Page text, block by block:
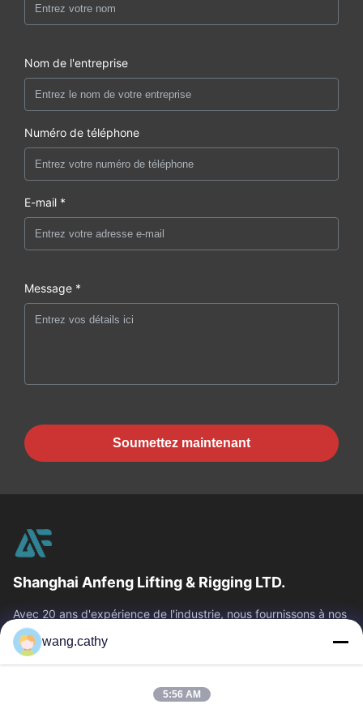
Nom de l'entreprise
Numéro de téléphone
E-mail *
Message *
Soumettez maintenant
Shanghai Anfeng Lifting & Rigging LTD.
Avec 20 ans d'expérience de l'industrie, nous fournissons à nos
clients les produits de la meilleure qualité de levage et de
calage et les...
Liens Rapides
Produits
wang.cathy
5:56 AM